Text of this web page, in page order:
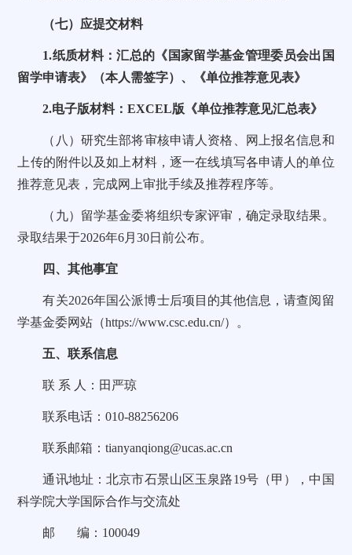
（七）应提交材料
1.纸质材料：汇总的《国家留学基金管理委员会出国
留学申请表》（本人需签字）、《单位推荐意见表》
2.电子版材料：EXCEL版《单位推荐意见汇总表》
（八）研究生部将审核申请人资格、网上报名信息和
上传的附件以及如上材料，逐一在线填写各申请人的单位
推荐意见表，完成网上审批手续及推荐程序等。
（九）留学基金委将组织专家评审，确定录取结果。
录取结果于2026年6月30日前公布。
四、其他事宜
有关2026年国公派博士后项目的其他信息，请查阅留
学基金委网站（https://www.csc.edu.cn/）。
五、联系信息
联 系 人：田严琼
联系电话：010-88256206
联系邮箱：tianyanqiong@ucas.ac.cn
通讯地址：北京市石景山区玉泉路19号（甲），中国
科学院大学国际合作与交流处
邮 编：100049